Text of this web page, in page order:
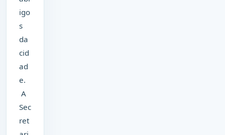
igo
s
da
cid
ad
e.
A
Sec
ret